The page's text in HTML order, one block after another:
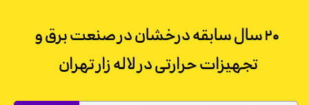
۲۰ سال سابقه درخشان در صنعت برق و
تجهیزات حرارتی در لاله زار تهران